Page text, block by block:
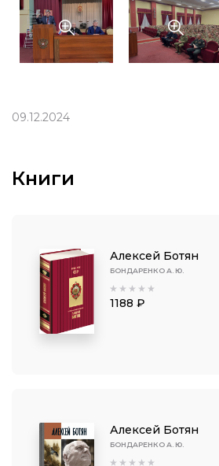
09.12.2024
Книги
Алексей Ботян
БОНДАРЕНКО А. Ю.
1188 ₽
Алексей Ботян
БОНДАРЕНКО А. Ю.